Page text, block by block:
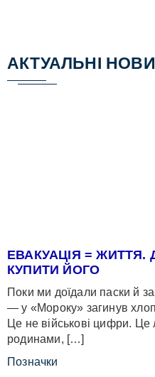
АКТУАЛЬНІ
ЕВАКУАЦІЯ =
КУПИТИ ЙОГО
Поки ми доїдали паски й
— у «Мороку» загинув
Це не військові цифри.
родинами, […]
Позначки